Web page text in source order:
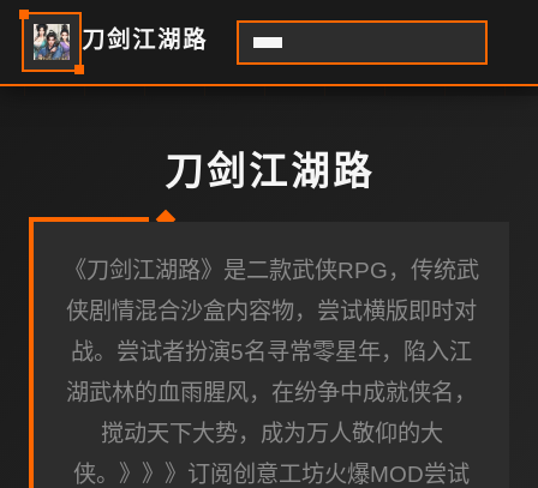
刀剑江湖路
刀剑江湖路
《刀剑江湖路》是二款武侠RPG，传统武
侠剧情混合沙盒内容物，尝试横版即时对
战。尝试者扮演5名寻常零星年，陷入江
湖武林的血雨腥风，在纷争中成就侠名，
搅动天下大势，成为万人敬仰的大
侠。》》》订阅创意工坊火爆MOD尝试